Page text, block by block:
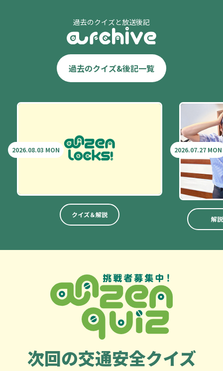
過去のクイズと放送後記
過去のクイズ&後記一覧
2026.08.03 MON
クイズ＆解説
2026.07.27 MON
解説
次回の交通安全クイズ